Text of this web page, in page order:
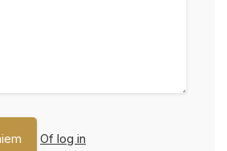
Of log in